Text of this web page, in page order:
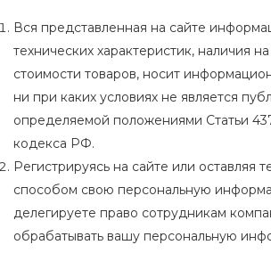
Вся представленная на сайте
технических характеристик, наличия
стоимости товаров, носит
ни при каких условиях не является
определяемой положениями Статьи
кодекса РФ.
Регистрируясь на сайте или оставляя
способом свою персональную
делегируете право сотрудникам
обрабатывать вашу персональную